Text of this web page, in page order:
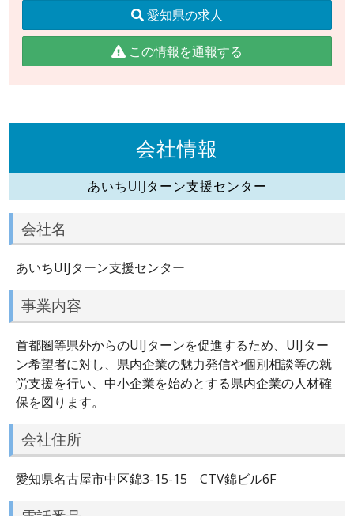
愛知県の求人
この情報を通報する
会社情報
あいちUIJターン支援センター
会社名
あいちUIJターン支援センター
事業内容
首都圏等県外からのUIJターンを促進するため、UIJター
ン希望者に対し、県内企業の魅力発信や個別相談等の就
労支援を行い、中小企業を始めとする県内企業の人材確
保を図ります。
会社住所
愛知県名古屋市中区錦3-15-15 CTV錦ビル6F